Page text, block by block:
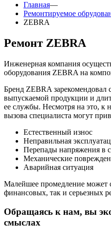
Главная—
Ремонтируемое
ZEBRA
Ремонт ZEBRA
Инженерная компания
оборудования ZEBRA на
Бренд ZEBRA зарекомендовал
выпускаемой продукции и
ее службы. Несмотря на это, к
вызова специалиста могут
Естественный износ
Неправильная
Перепады напряжения в
Механические
Аварийная ситуация
Малейшее промедление может
финансовых, так и серьезных
Обращаясь к нам, вы
смыслах